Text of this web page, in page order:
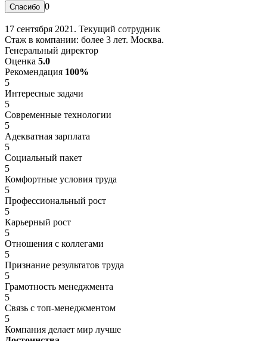
0
17 сентября 2021. Текущий сотрудник
Стаж в компании: более 3 лет. Москва.
Генеральный директор
Оценка 5.0
Рекомендация 100%
5
Интересные задачи
5
Современные технологии
5
Адекватная зарплата
5
Социальный пакет
5
Комфортные условия труда
5
Профессиональный рост
5
Карьерный рост
5
Отношения с коллегами
5
Признание результатов труда
5
Грамотность менеджмента
5
Связь с топ-менеджментом
5
Компания делает мир лучше